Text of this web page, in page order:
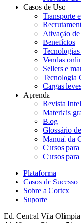
Casos de Uso
Transporte
Ativação
Benefícios
Vendas
Sellers e
Tecnologia
Cargas
Aprenda
Revista
Materiais
Blog
Glossário
Manual da
Cursos para
Cursos
Plataforma
Casos de Sucesso
Sobre a Cortex
Suporte
Ed. Central Vila Olímpia